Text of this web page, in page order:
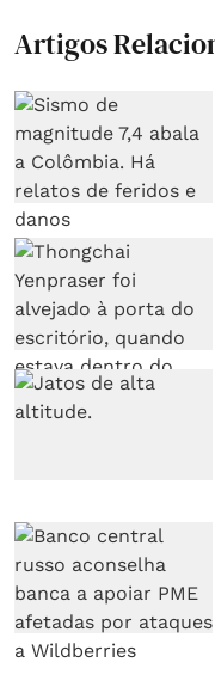
Artigos